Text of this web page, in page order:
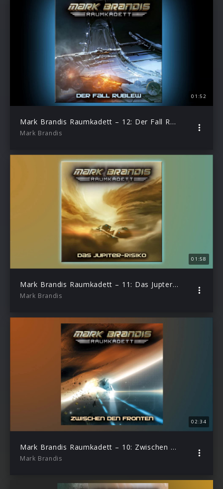
01:52
Mark Brandis Raumkadett – 12: Der Fall Rublew (Hörprobe)
Mark Brandis
01:58
Mark Brandis Raumkadett – 11: Das Jupter-Risiko (Hörprobe)
Mark Brandis
02:34
Mark Brandis Raumkadett – 10: Zwischen den Fronten (Hörprobe)
Mark Brandis